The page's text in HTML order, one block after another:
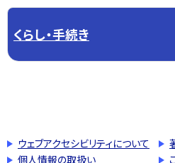
くらし・手続き
ウェブアクセシビリティについて
個人情報の取扱い